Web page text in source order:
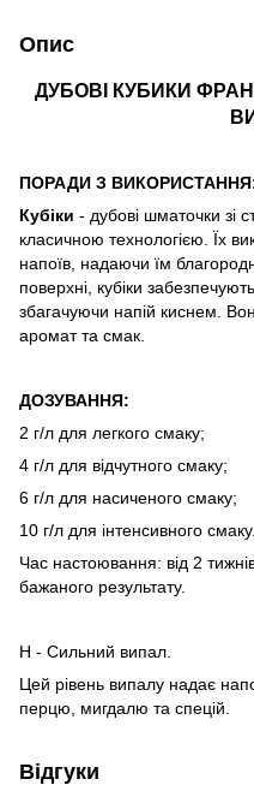
Опис
ДУБОВІ КУБИКИ
ПОРАДИ З
Кубіки - дубові шматочки зі
класичною технологією. Їх
напоїв, надаючи їм
поверхні, кубіки
збагачуючи напій киснем.
аромат та смак.
ДОЗУВАННЯ:
2 г/л для легкого смаку;
4 г/л для відчутного смаку;
6 г/л для насиченого смаку;
10 г/л для інтенсивного смаку.
Час настоювання: від 2
бажаного результату.
H - Сильний випал.
Цей рівень випалу надає
перцю, мигдалю та спецій.
Відгуки